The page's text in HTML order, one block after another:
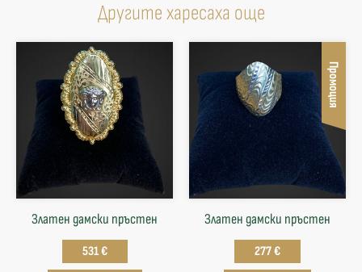
Другите харесаха още
Златен дамски пръстен
531 €
Промоция
Златен дамски пръстен
277 €